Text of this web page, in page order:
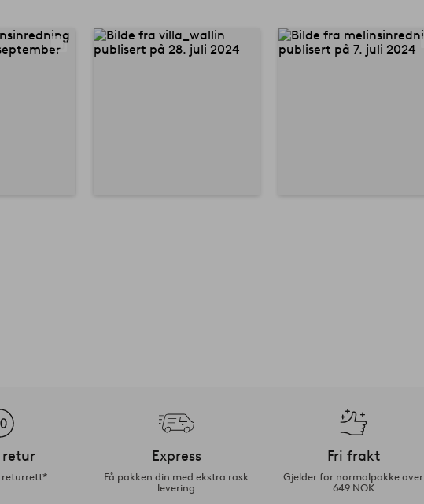
retur
returrett*
Express
Få pakken din med ekstra rask
levering
Fri frakt
Gjelder for normalpakke over
649 NOK